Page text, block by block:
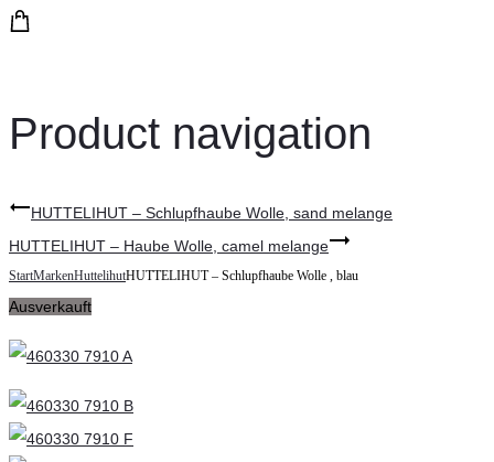
Product navigation
HUTTELIHUT – Schlupfhaube Wolle, sand melange
HUTTELIHUT – Haube Wolle, camel melange
StartMarkenHuttelihutHUTTELIHUT – Schlupfhaube Wolle , blau
Ausverkauft